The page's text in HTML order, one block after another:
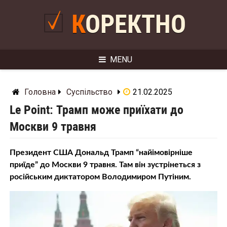
КОРЕКТНО
MENU
Головна Суспільство 21.02.2025
Le Point: Трамп може приїхати до
Москви 9 травня
Президент США Дональд Трамп “найімовірніше
приїде” до Москви 9 травня. Там він зустрінеться з
російським диктатором Володимиром Путіним.